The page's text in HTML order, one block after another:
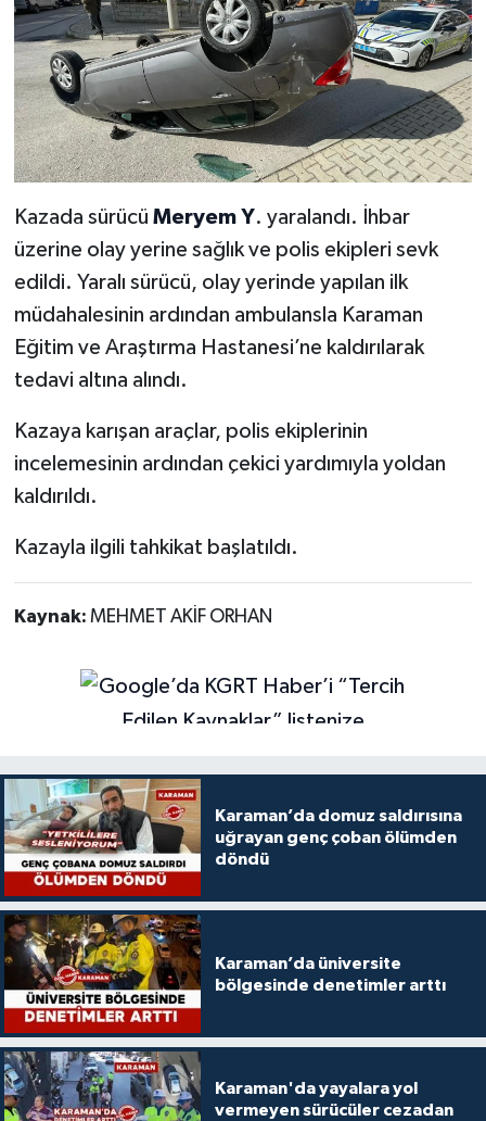
Kazada sürücü Meryem Y. yaralandı. İhbar
üzerine olay yerine sağlık ve polis ekipleri sevk
edildi. Yaralı sürücü, olay yerinde yapılan ilk
müdahalesinin ardından ambulansla Karaman
Eğitim ve Araştırma Hastanesi’ne kaldırılarak
tedavi altına alındı.
Kazaya karışan araçlar, polis ekiplerinin
incelemesinin ardından çekici yardımıyla yoldan
kaldırıldı.
Kazayla ilgili tahkikat başlatıldı.
Kaynak: MEHMET AKİF ORHAN
Karaman’da domuz saldırısına
uğrayan genç çoban ölümden
döndü
Karaman’da üniversite
bölgesinde denetimler arttı
Karaman'da yayalara yol
vermeyen sürücüler cezadan